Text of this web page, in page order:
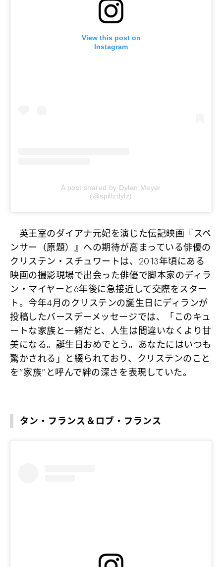
View this post on
Instagram
A post shared by Dylan Meyer
(@spillzdylz)
英王室のダイアナ元妃を演じた伝記映画『スペ
ンサー（原題）』への期待が高まっている俳優の
クリステン・スチュワートは、2013年頃にある
映画の撮影現場で出会った俳優で脚本家のディラ
ン・マイヤーと6年後に急接近して交際をスター
ト。今年4月のクリステンの誕生日にディランが
投稿したバースデーメッセージでは、「このキュ
ートな家族と一緒だと、人生は間違いなくより甘
美になる。誕生日おめでとう。あなたにはいつも
驚かされる」と綴られており、クリステンのこと
を”家族”と呼んで絆の深さを表現していた。
タン・フランス＆ロブ・フランス